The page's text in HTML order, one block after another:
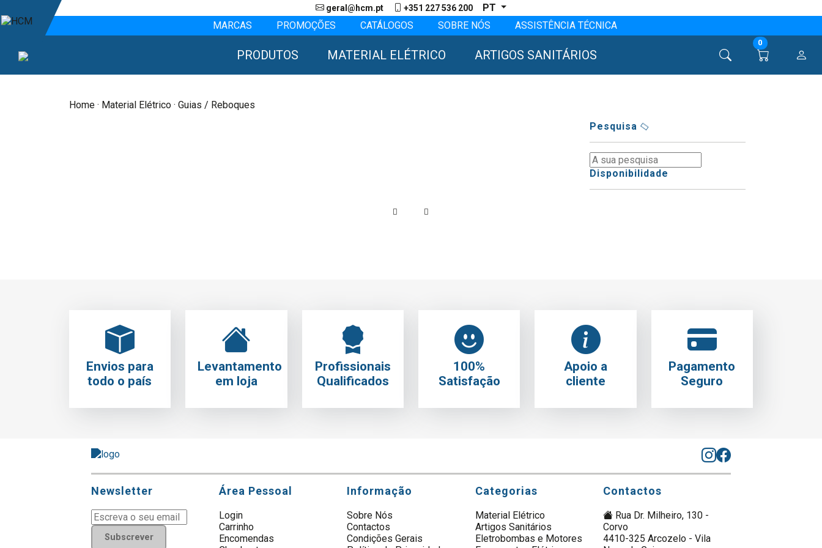
geral@hcm.pt +351 227 536 200
PT
MARCAS
PROMOÇÕES CATÁLOGOS SOBRE NÓS ASSISTÊNCIA TÉCNICA
PRODUTOS MATERIAL ELÉTRICO ARTIGOS SANITÁRIOS
0
Home· Material Elétrico· Guias / Reboques
Pesquisa
Disponibilidade
Envios para
todo o país
Levantamento
em loja
Profissionais
Qualificados
100%
Satisfação
Apoio a
cliente
Pagamento
Seguro
Newsletter
Subscrever
Área Pessoal
Login
Carrinho
Encomendas
Informação
Sobre Nós
Contactos
Condições Gerais
Categorias
Material Elétrico
Artigos Sanitários
Eletrobombas e Motores
Contactos
Rua Dr. Milheiro, 130 -
Corvo
4410-325 Arcozelo - Vila